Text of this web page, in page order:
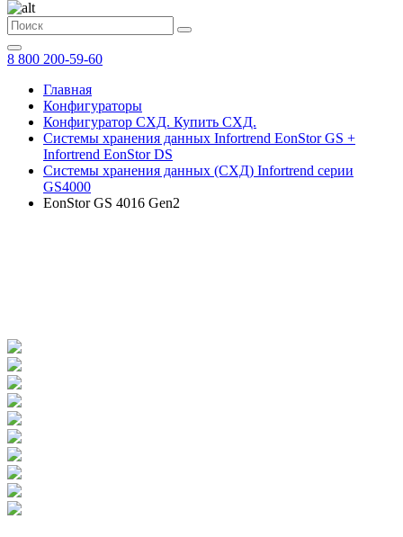
8 800 200-59-60
Главная
Конфигураторы
Конфигуратор СХД. Купить СХД.
Системы хранения данных Infortrend EonStor GS +
Infortrend EonStor DS
Системы хранения данных (СХД) Infortrend серии
GS4000
EonStor GS 4016 Gen2